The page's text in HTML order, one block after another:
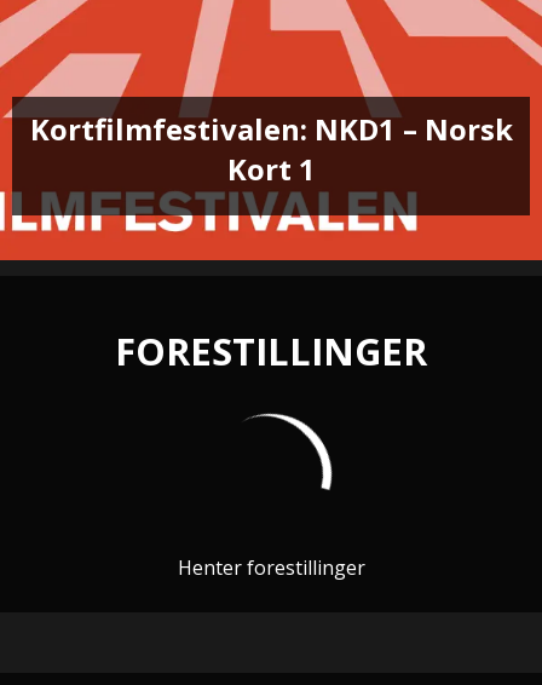
Kortfilmfestivalen: NKD1 – Norsk
Kort 1
FORESTILLINGER
Henter forestillinger